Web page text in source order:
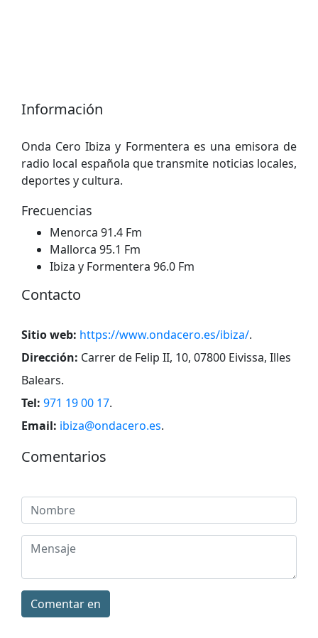
Información
Onda Cero Ibiza y Formentera es una emisora ​​de
radio local española que transmite noticias locales,
deportes y cultura.
Frecuencias
Menorca 91.4 Fm
Mallorca 95.1 Fm
Ibiza y Formentera 96.0 Fm
Contacto
Sitio web: https://www.ondacero.es/ibiza/.
Dirección: Carrer de Felip II, 10, 07800 Eivissa, Illes
Balears.
Tel: 971 19 00 17.
Email: ibiza@ondacero.es.
Comentarios
Comentar en